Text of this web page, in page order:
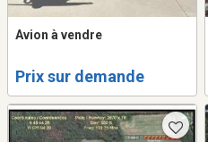
Avion à vendre
Prix sur demande